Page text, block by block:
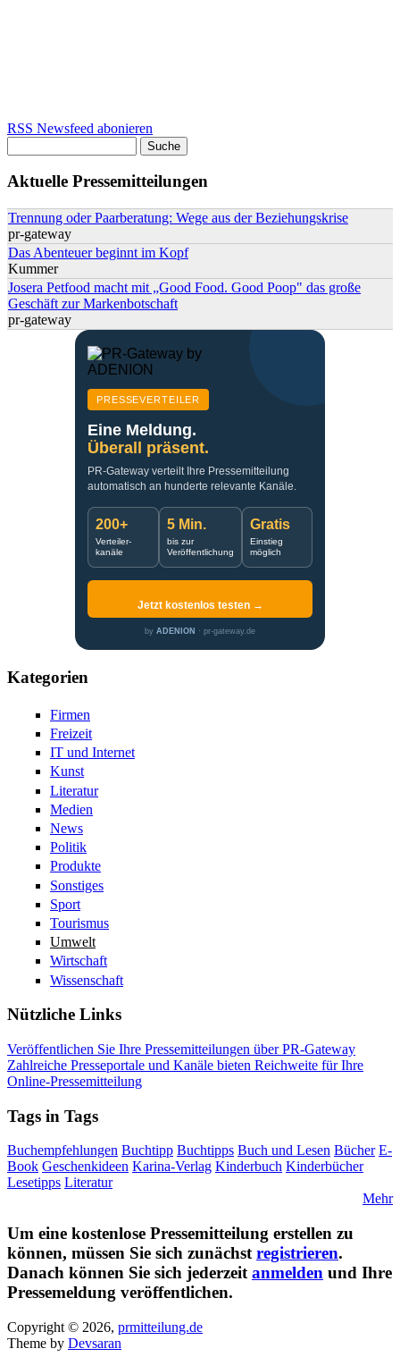
RSS Newsfeed abonieren
Aktuelle Pressemitteilungen
Trennung oder Paarberatung: Wege aus der Beziehungskrise
pr-gateway
Das Abenteuer beginnt im Kopf
Kummer
Josera Petfood macht mit „Good Food. Good Poop" das große
Geschäft zur Markenbotschaft
pr-gateway
PRESSEVERTEILER
Eine Meldung.
Überall präsent.
PR-Gateway verteilt Ihre Pressemitteilung
automatisch an hunderte relevante Kanäle.
200+
Verteiler-
kanäle
5 Min.
bis zur
Veröffentlichung
Gratis
Einstieg
möglich
Jetzt kostenlos testen →
by ADENION · pr-gateway.de
Kategorien
Firmen
Freizeit
IT und Internet
Kunst
Literatur
Medien
News
Politik
Produkte
Sonstiges
Sport
Tourismus
Umwelt
Wirtschaft
Wissenschaft
Nützliche Links
Veröffentlichen Sie Ihre Pressemitteilungen über PR-Gateway
Zahlreiche Presseportale und Kanäle bieten Reichweite für Ihre
Online-Pressemitteilung
Tags in Tags
Buchempfehlungen Buchtipp Buchtipps Buch und Lesen Bücher E-
Book Geschenkideen Karina-Verlag Kinderbuch Kinderbücher
Lesetipps Literatur
Mehr
Um eine kostenlose Pressemitteilung erstellen zu
können, müssen Sie sich zunächst registrieren.
Danach können Sie sich jederzeit anmelden und Ihre
Pressemeldung veröffentlichen.
Copyright © 2026, prmitteilung.de
Theme by Devsaran